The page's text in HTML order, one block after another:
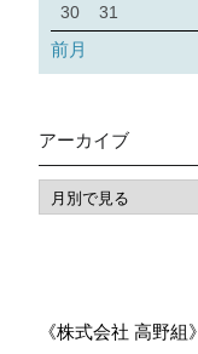
30
31
前月
アーカイブ
《株式会社 高野組》